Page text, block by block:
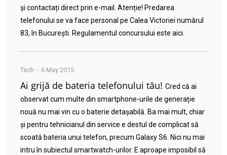
și contactați direct prin e-mail. Atenție! Predarea
telefonului se va face personal pe Calea Victoriei numărul
83, în București. Regulamentul concursului este aici.
Tech 6 May 2015
Ai grijă de bateria telefonului tău! Cred că ai
observat cum multe din smartphone-urile de generație
nouă nu mai vin cu o baterie detașabilă. Ba mai mult, chiar
și pentru tehnicianul din service e destul de complicat să
scoată bateria unui telefon, precum Galaxy S6. Nici nu mai
intru în subiectul smartwatch-urilor. E aproape imposibil să